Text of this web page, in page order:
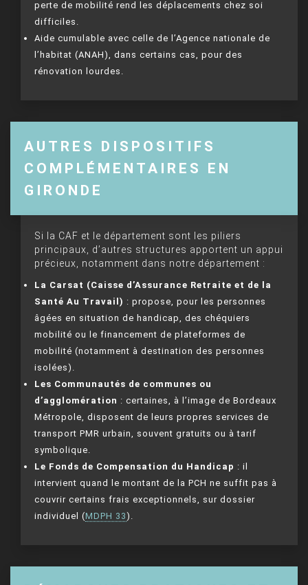
perte de mobilité rend les déplacements chez soi
difficiles.
Aide cumulable avec celle de l’Agence nationale de
l’habitat (ANAH), dans certains cas, pour des
rénovation lourdes.
AUTRES DISPOSITIFS
COMPLÉMENTAIRES EN
GIRONDE
Si la CAF et le département sont les piliers
principaux, d’autres structures apportent un appui
précieux, notamment dans notre département :
La Carsat (Caisse d’Assurance Retraite et de la
Santé Au Travail) : propose, pour les personnes
âgées en situation de handicap, des chéquiers
mobilité ou le financement de plateformes de
mobilité (notamment à destination des personnes
isolées).
Les Communautés de communes ou
d’agglomération : certaines, à l’image de Bordeaux
Métropole, disposent de leurs propres services de
transport PMR urbain, souvent gratuits ou à tarif
symbolique.
Le Fonds de Compensation du Handicap : il
intervient quand le montant de la PCH ne suffit pas à
couvrir certains frais exceptionnels, sur dossier
individuel (MDPH 33).